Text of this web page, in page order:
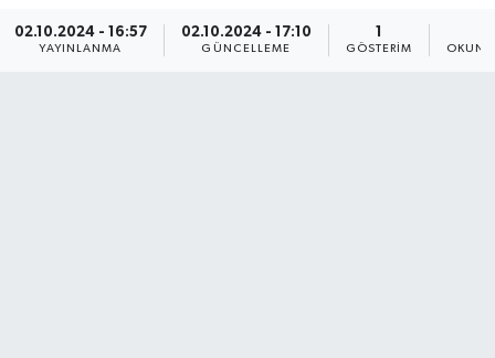
02.10.2024 - 16:57
YAYINLANMA
02.10.2024 - 17:10
GÜNCELLEME
1
GÖSTERIM